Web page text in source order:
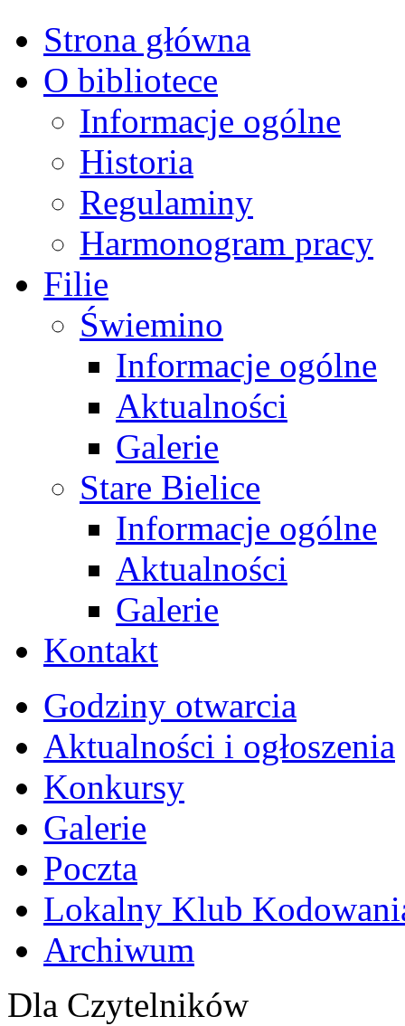
Strona główna
O bibliotece
Informacje ogólne
Historia
Regulaminy
Harmonogram pracy
Filie
Świemino
Informacje ogólne
Aktualności
Galerie
Stare Bielice
Informacje ogólne
Aktualności
Galerie
Kontakt
Godziny otwarcia
Aktualności i ogłoszenia
Konkursy
Galerie
Poczta
Lokalny Klub
Archiwum
Dla Czytelników